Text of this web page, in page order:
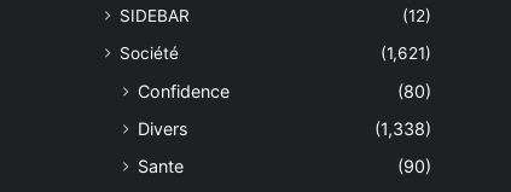
SIDEBAR
(12)
Société
(1,621)
Confidence
(80)
Divers
(1,338)
Sante
(90)